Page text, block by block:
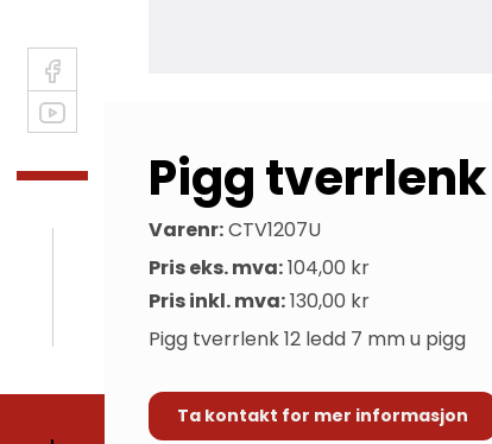
Pigg tverrlenk
Varenr:CTV1207U
Pris eks. mva:104,00 kr
Pris inkl. mva:130,00 kr
Pigg tverrlenk 12 ledd 7 mm u pigg
Ta kontakt for mer informasjon